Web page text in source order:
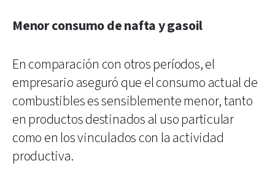
Menor consumo de nafta y gasoil
En comparación con otros períodos, el
empresario aseguró que el consumo actual de
combustibles es sensiblemente menor, tanto
en productos destinados al uso particular
como en los vinculados con la actividad
productiva.